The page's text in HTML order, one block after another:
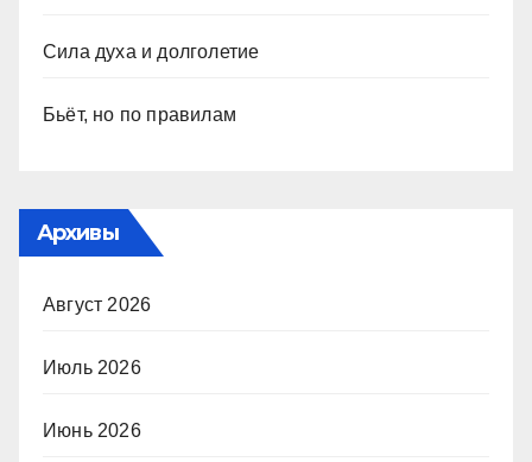
Сила духа и долголетие
Бьёт, но по правилам
Архивы
Август 2026
Июль 2026
Июнь 2026